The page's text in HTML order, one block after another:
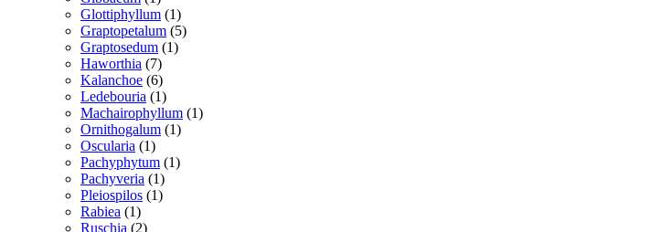
vare
Glottiphyllum 11
vare
Graptopetalum 55
Graptosedum 11
Haworthia 77
varer
Kalanchoe 66
varer
Ledebouria 11
vare
Machairophyllum 11
Ornithogalum 11
Oscularia 11
vare
Pachyphytum 11
Pachyveria 11
vare
Pleiospilos 11
Rabiea 11
vare
Ruschia 22